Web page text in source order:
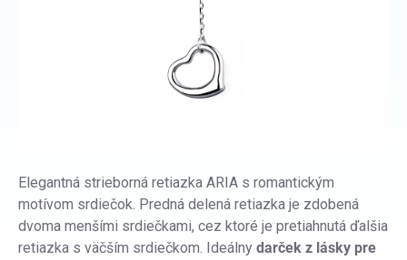
Elegantná strieborná retiazka ARIA s romantickým
motívom srdiečok. Predná delená retiazka je zdobená
dvoma menšími srdiečkami, cez ktoré je pretiahnutá ďalšia
retiazka s väčším srdiečkom. Ideálny darček z lásky pre